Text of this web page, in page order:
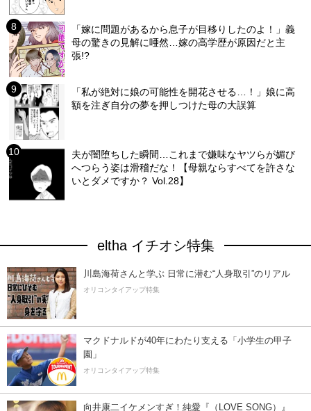
「嫁に問題があるから息子が目移りしたのよ！」義
母の驚きの見解に唖然…嫁の高学歴が原因だと主
張!?
「私が絶対に娘の可能性を開花させる…！」娘に高
額を注ぎ自分の夢を押しつけた母の大誤算
夫が闇堕ちした瞬間…これまで嫌味なヤツらが媚び
へつらう姿は滑稽だな！【母親ならすべてを許さな
いとダメですか？ Vol.28】
eltha イチオシ特集
川島海荷さんと学ぶ 日常に潜む“人身取引”のリアル
オリコンタイアップ特集
マクドナルドが40年にわたり支える「小学生の甲子
園」
オリコンタイアップ特集
向井康二イケメンすぎ！純愛『（LOVE SONG）』